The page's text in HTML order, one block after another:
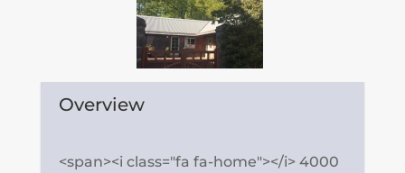
Overview
<span><i class="fa fa-home"></i> 4000